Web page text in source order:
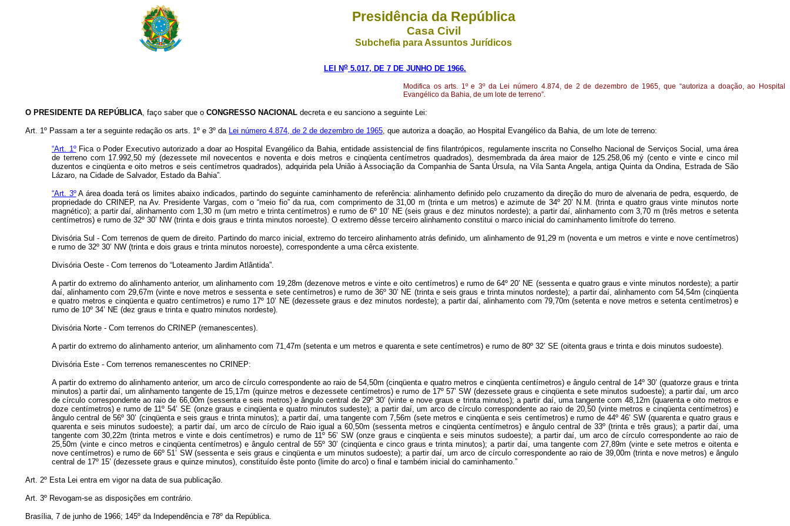
Presidência da República
Casa Civil
Subchefia para Assuntos Jurídicos
LEI No 5.017, DE 7 DE JUNHO DE 1966.
Modifica os arts. 1º e 3º da Lei número 4.874, de 2 de dezembro de 1965, que “autoriza a doação, ao Hospital
Evangélico da Bahia, de um lote de terreno”.
O PRESIDENTE DA REPÚBLICA, faço saber que o CONGRESSO NACIONAL decreta e eu sanciono a seguinte Lei:
Art. 1º Passam a ter a seguinte redação os arts. 1º e 3º da Lei número 4.874, de 2 de dezembro de 1965, que autoriza a doação, ao Hospital Evangélico da Bahia, de um lote de terreno:
“Art. 1ºFica o Poder Executivo autorizado a doar ao Hospital Evangélico da Bahia, entidade assistencial de fins filantrópicos, regulamente inscrita no Conselho Nacional de Serviços Social, uma área
de terreno com 17.992,50 mý (dezessete mil novecentos e noventa e dois metros e cinqüenta centímetros quadrados), desmembrada da área maior de 125.258,06 mý (cento e vinte e cinco mil
duzentos e cinqüenta e oito metros e seis centímetros quadrados), adquirida pela União à Associação da Companhia de Santa Úrsula, na Vila Santa Angela, antiga Quinta da Ondina, Estrada de São
Lázaro, na Cidade de Salvador, Estado da Bahia”.
“Art. 3ºA área doada terá os limites abaixo indicados, partindo do seguinte caminhamento de referência: alinhamento definido pelo cruzamento da direção do muro de alvenaria de pedra, esquerdo, de
propriedade do CRINEP, na Av. Presidente Vargas, com o “meio fio” da rua, com comprimento de 31,00 m (trinta e um metros) e azimute de 34º 20’ N.M. (trinta e quatro graus vinte minutos norte
magnético); a partir daí, alinhamento com 1,30 m (um metro e trinta centímetros) e rumo de 6º 10’ NE (seis graus e dez minutos nordeste); a partir daí, alinhamento com 3,70 m (três metros e setenta
centímetros) e rumo de 32º 30’ NW (trinta e dois graus e trinta minutos noroeste). O extremo dêsse terceiro alinhamento constitui o marco inicial do caminhamento limítrofe do terreno.
Divisória Sul - Com terrenos de quem de direito. Partindo do marco inicial, extremo do terceiro alinhamento atrás definido, um alinhamento de 91,29 m (noventa e um metros e vinte e nove centímetros)
e rumo de 32º 30’ NW (trinta e dois graus e trinta minutos noroeste), correspondente a uma cêrca existente.
Divisória Oeste - Com terrenos do “Loteamento Jardim Atlântida”.
A partir do extremo do alinhamento anterior, um alinhamento com 19,28m (dezenove metros e vinte e oito centímetros) e rumo de 64º 20’ NE (sessenta e quatro graus e vinte minutos nordeste); a partir
daí, alinhamento com 29,67m (vinte e nove metros e sessenta e sete centímetros) e rumo de 36º 30’ NE (trinta e seis graus e trinta minutos nordeste); a partir daí, alinhamento com 54,54m (cinqüenta
e quatro metros e cinqüenta e quatro centímetros) e rumo 17º 10’ NE (dezessete graus e dez minutos nordeste); a partir daí, alinhamento com 79,70m (setenta e nove metros e setenta centímetros) e
rumo de 10º 34’ NE (dez graus e trinta e quatro minutos nordeste).
Divisória Norte - Com terrenos do CRINEP (remanescentes).
A partir do extremo do alinhamento anterior, um alinhamento com 71,47m (setenta e um metros e quarenta e sete centímetros) e rumo de 80º 32’ SE (oitenta graus e trinta e dois minutos sudoeste).
Divisória Este - Com terrenos remanescentes no CRINEP:
A partir do extremo do alinhamento anterior, um arco de círculo correspondente ao raio de 54,50m (cinqüenta e quatro metros e cinqüenta centímetros) e ângulo central de 14º 30’ (quatorze graus e trinta
minutos) a partir daí, um alinhamento tangente de 15,17m (quinze metros e dezessete centímetros) e rumo de 17º 57’ SW (dezessete graus e cinqüenta e sete minutos sudoeste); a partir daí, um arco
de círculo correspondente ao raio de 66,00m (sessenta e seis metros) e ângulo central de 29º 30’ (vinte e nove graus e trinta minutos); a partir daí, uma tangente com 48,12m (quarenta e oito metros e
doze centímetros) e rumo de 11º 54’ SE (onze graus e cinqüenta e quatro minutos sudeste); a partir daí, um arco de círculo correspondente ao raio de 20,50 (vinte metros e cinqüenta centímetros) e
ângulo central de 56º 30’ (cinqüenta e seis graus e trinta minutos); a partir daí, uma tangente com 7,56m (sete metros e cinqüenta e seis centímetros) e rumo de 44º 46’ SW (quarenta e quatro graus e
quarenta e seis minutos sudoeste); a partir daí, um arco de círculo de Raio igual a 60,50m (sessenta metros e cinqüenta centímetros) e ângulo central de 33º (trinta e três graus); a partir daí, uma
tangente com 30,22m (trinta metros e vinte e dois centímetros) e rumo de 11º 56’ SW (onze graus e cinqüenta e seis minutos sudoeste); a partir daí, um arco de círculo correspondente ao raio de
25,50m (vinte e cinco metros e cinqüenta centímetros) e ângulo central de 55º 30’ (cinqüenta e cinco graus e trinta minutos); a partir daí, uma tangente com 27,89m (vinte e sete metros e oitenta e
nove centímetros) e rumo de 66º 51’ SW (sessenta e seis graus e cinqüenta e um minutos sudoeste); a partir daí, um arco de círculo correspondente ao raio de 39,00m (trinta e nove metros) e ângulo
central de 17º 15’ (dezessete graus e quinze minutos), constituído êste ponto (limite do arco) o final e também inicial do caminhamento.”
Art. 2º Esta Lei entra em vigor na data de sua publicação.
Art. 3º Revogam-se as disposições em contrário.
Brasília, 7 de junho de 1966; 145º da Independência e 78º da República.